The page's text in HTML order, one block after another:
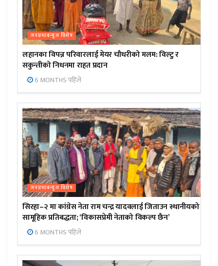
जनप्रभाबन्युज विशेष
लहानका विपन्न परिवारलाई मेयर चौधरीको मलम: विल्टु र
सकुन्तीको निधनमा राहत प्रदान
6 MONTHS पहिले
जनप्रभाबन्युज विशेष
सिरहा–२ मा कांग्रेस नेता राम चन्द्र यादवलाई जिताउन स्थानीयको
सामूहिक प्रतिबद्धता; ‘विकासप्रेमी नेताको विकल्प छैन’
6 MONTHS पहिले